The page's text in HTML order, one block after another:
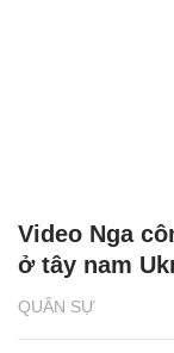
QUÂN SỰ
Video Nga
ở tây nam